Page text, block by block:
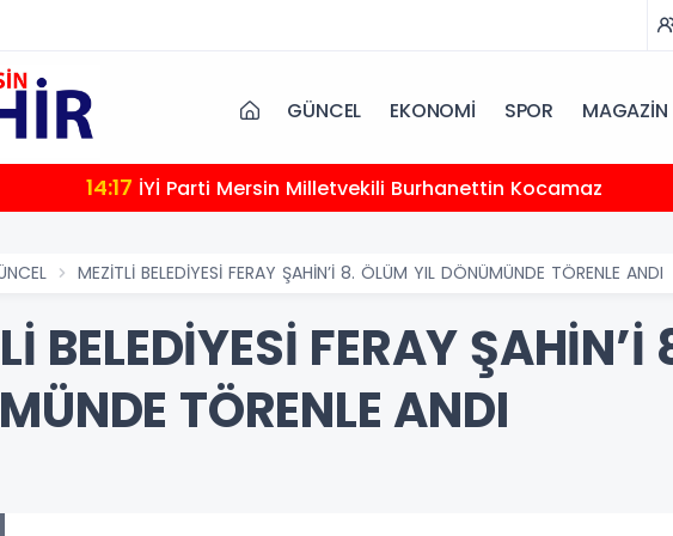
GÜNCEL EKONOMİ SPOR MAGAZİN
14:17 İYİ Parti Mersin Milletvekili Burhanettin Kocamaz
MEZİTLİ BELEDİYESİ FERAY ŞAHİN’İ 8. ÖLÜM YIL DÖNÜMÜNDE TÖRENLE ANDI
BELEDİYESİ FERAY
TÖRENLE ANDI